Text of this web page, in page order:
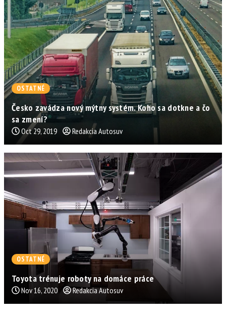
OSTATNÉ
Česko zavádza nový mýtny systém. Koho sa dotkne a čo
sa zmení?
Oct 29, 2019 Redakcia Autosuv
OSTATNÉ
Toyota trénuje roboty na domáce práce
Nov 16, 2020 Redakcia Autosuv